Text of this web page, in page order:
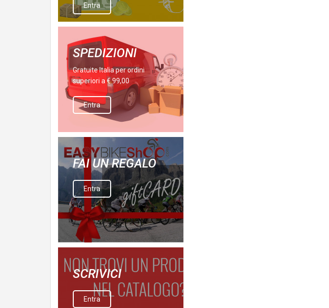
Entra
SPEDIZIONI
Gratuite Italia per ordini
superiori a € 99,00
Entra
FAI UN REGALO
Entra
SCRIVICI
Entra